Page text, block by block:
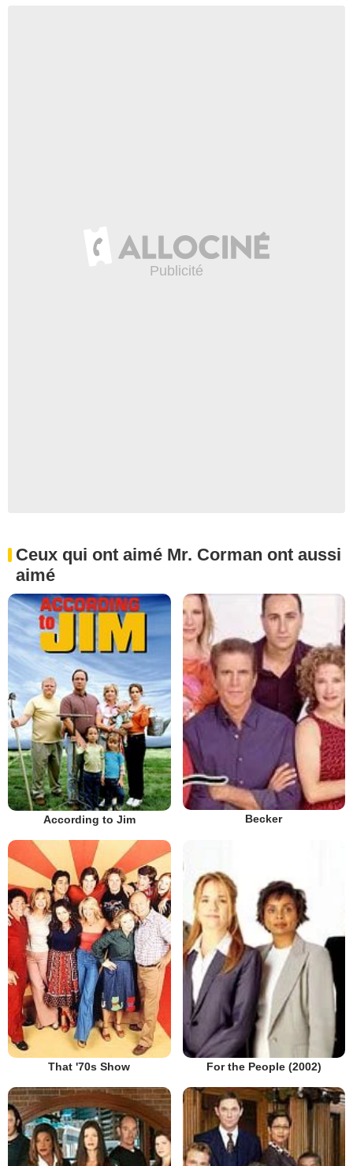
Ceux qui ont aimé Mr. Corman ont aussi
aimé
According to Jim Becker
That '70s Show For the People (2002)